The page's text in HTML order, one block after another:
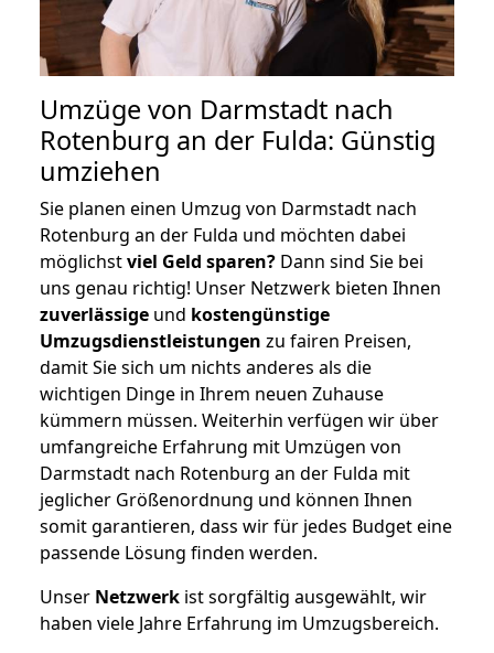
Umzüge von Darmstadt nach
Rotenburg an der Fulda: Günstig
umziehen
Sie planen einen Umzug von Darmstadt nach
Rotenburg an der Fulda und möchten dabei
möglichstviel Geld sparen? Dann sind Sie bei
uns genau richtig! Unser Netzwerk bieten Ihnen
zuverlässige und kostengünstige
Umzugsdienstleistungen zu fairen Preisen,
damit Sie sich um nichts anderes als die
wichtigen Dinge in Ihrem neuen Zuhause
kümmern müssen. Weiterhin verfügen wir über
umfangreiche Erfahrung mit Umzügen von
Darmstadt nach Rotenburg an der Fulda mit
jeglicher Größenordnung und können Ihnen
somit garantieren, dass wir für jedes Budget eine
passende Lösung finden werden.
Unser Netzwerk ist sorgfältig ausgewählt, wir
haben viele Jahre Erfahrung im Umzugsbereich.